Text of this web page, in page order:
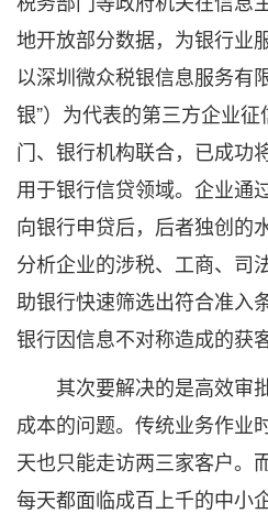
地开放部分数据，为银行业
以深圳微众税银信息服务有
银”）为代表的第三方企业
门、银行机构联合，已成功
用于银行信贷领域。企业通
向银行申贷后，后者独创的
分析企业的涉税、工商、司
助银行快速筛选出符合准入
银行因信息不对称造成的获
其次要解决的是高效审
成本的问题。传统业务作业
天也只能走访两三家客户。
每天都面临成百上千的中小